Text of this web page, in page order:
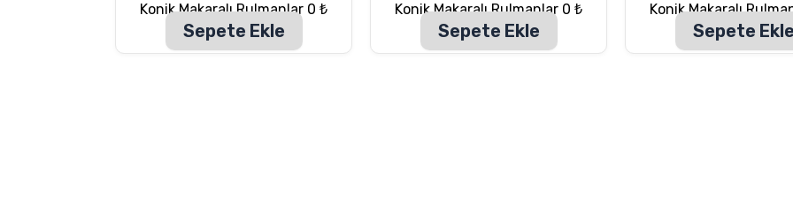
Konik Makaralı Rulmanlar 0 ₺
Sepete Ekle
Konik Makaralı Rulmanlar 0 ₺
Sepete Ekle
Konik Makaralı
Sepete Ekle